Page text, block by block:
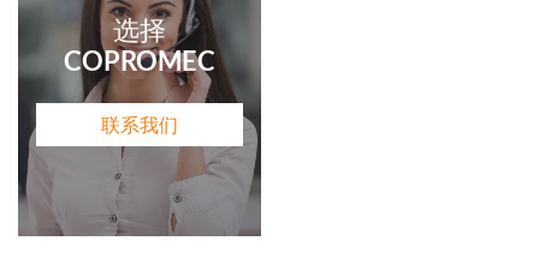
选择
COPROMEC
联系我们